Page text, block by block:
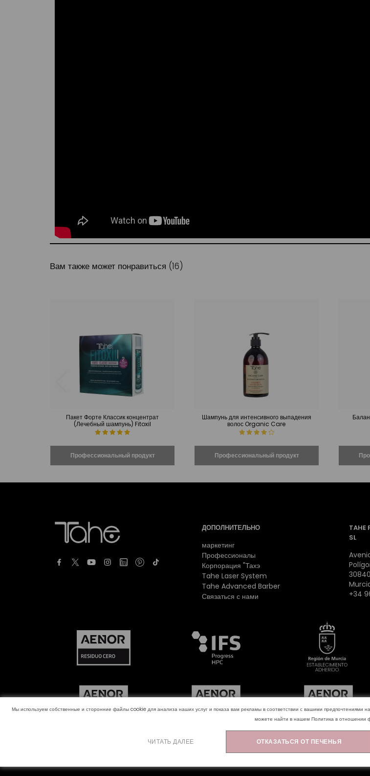
Мы используем собственные и сторонние файлы cookie для анализа наших услуг и показа вам рекламы в соответствии с вашими
можете найти в нашем Политика в отношении
ЧИТАТЬ ДАЛЕЕ ОТКАЗАТЬСЯ ОТ ПЕЧЕНЬЯ
Вам также может понравиться (16)
Пакет Форте Классик концентрат
(Лечебный шампунь) Fitoxil
Шампунь для интенсивного выпадения
волос Organic Care
ДОПОЛНИТЕЛЬНО
маркетинг
Профессионалы
Корпорация "Тахэ
Tahe Laser System
Tahe Advanced Barber
Связаться с нами
TAHE
SL
+34
Политика использования файлов cookie Политика конфиденциальности